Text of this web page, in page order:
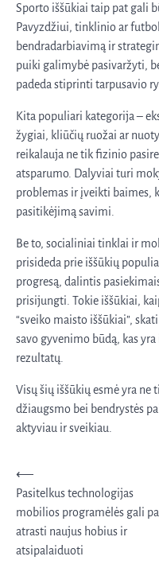
Sporto iššūkiai taip pat gali
Pavyzdžiui, tinklinio ar
bendradarbiavimą ir
puiki galimybė pasivaržyti,
padeda stiprinti tarpusavio
Kita populiari kategorija –
žygiai, kliūčių ruožai ar
reikalauja ne tik fizinio
atsparumo. Dalyviai turi
problemas ir įveikti baimes,
pasitikėjimą savimi.
Be to, socialiniai tinklai ir
prisideda prie iššūkių
progresą, dalintis
prisijungti. Tokie iššūkiai,
“sveiko maisto iššūkiai”,
savo gyvenimo būdą, kas
rezultatų.
Visų šių iššūkių esmė yra
džiaugsmo bei bendrystės
aktyviau ir sveikiau.
Navigacija
tarp
įrašų
⟵
Pasitelkus technologijas
mobilios programėlės gali
atrasti naujus hobius ir
atsipalaiduoti